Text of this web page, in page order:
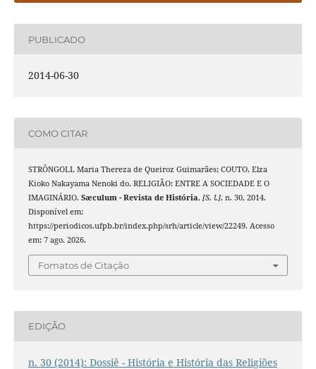
PUBLICADO
2014-06-30
COMO CITAR
STRÔNGOLI, Maria Thereza de Queiroz Guimarães; COUTO, Elza
Kioko Nakayama Nenoki do. RELIGIÃO: ENTRE A SOCIEDADE E O
IMAGINÁRIO. Sæculum - Revista de História, [S. l.], n. 30, 2014.
Disponível em:
https://periodicos.ufpb.br/index.php/srh/article/view/22249. Acesso
em: 7 ago. 2026.
Fomatos de Citação
EDIÇÃO
n. 30 (2014): Dossiê - História e História das Religiões